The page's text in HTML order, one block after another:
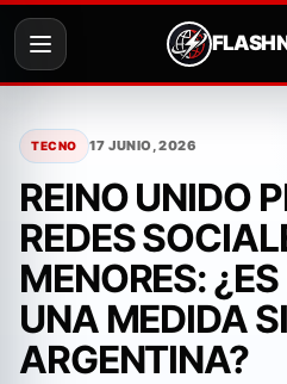
contenido
FLASH
TECNO 17 JUNIO, 2026
REINO UNIDO
REDES
MENORES:
UNA MEDIDA
ARGENTINA?